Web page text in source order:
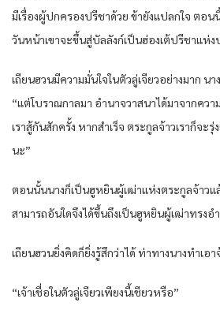
มีเรื่องผู้ปกครองปรีชาด้วย ข้ายังแปลกใจ ตอน
วันหน้าเขาจะขึ้นสู่บัลลังก์เป็นฮ่องเต้ปรีชาแห่
เถียนฮวนมีความมั่นใจในตัวลู่เจียวอย่างมาก นา
“แต่โบราณกาลมา อำนาจวาสนาได้มาจากควา
เราสู้กันสักครั้ง หากสำเร็จ ตระกูลจ้าวเราก็จะ
นะ”
ตอนนั้นนางก็เป็นฮูหยินผู้เฒ่าแห่งตระกูลจ้าวแ
สามารถอันใดจึงได้ขึ้นถึงเป็นฮูหยินผู้เฒ่าทรงอ
เถียนฮวนยิ่งคิดก็ยิ่งรู้สึกว่าได้ ท่าทางนางทำเอา
“เจ้าเชื่อในตัวลู่เจียวเพียงนี้เชียวหรือ”